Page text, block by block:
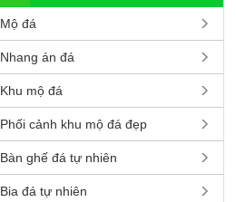
Mộ đá
Nhang án đá
Khu mộ đá
Phối cảnh khu mộ đá đẹp
Bàn ghế đá tự nhiên
Bia đá tự nhiên